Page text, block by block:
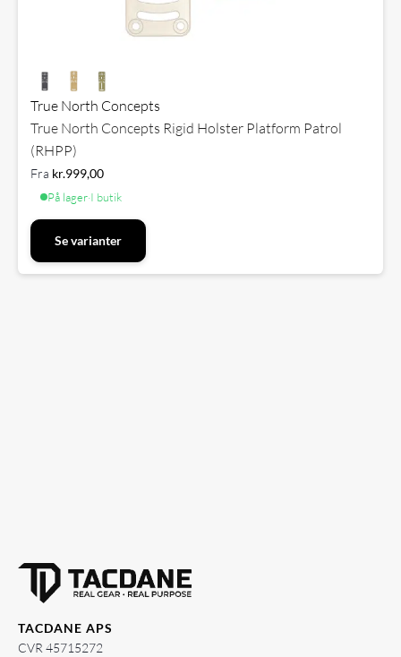
True North Concepts
True North Concepts Rigid Holster Platform Patrol
(RHPP)
Fra kr.999,00
På lager·I butik
Se varianter
TACDANE APS
CVR 45715272